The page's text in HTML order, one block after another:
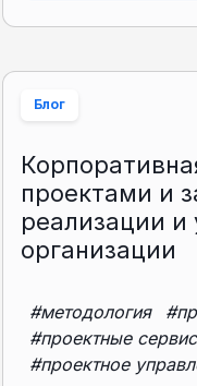
Блог
проектами и
реализации и
организации
#методология
#проектные
#проектное